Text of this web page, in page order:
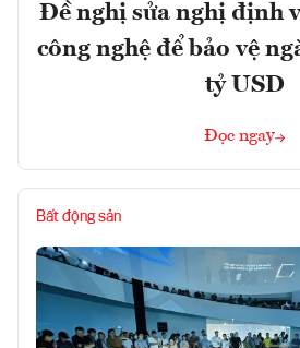
Đề nghị sửa nghị định
công nghệ để bảo vệ
tỷ USD
Đọc ngay
Bất động sản